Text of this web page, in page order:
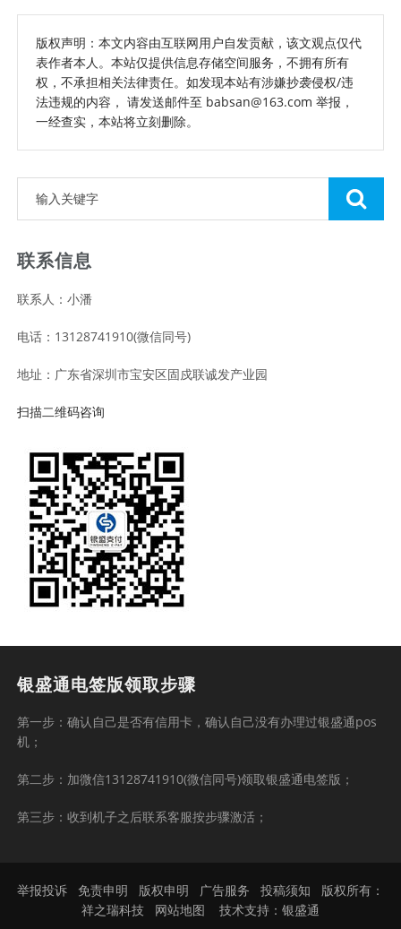
版权声明：本文内容由互联网用户自发贡献，该文观点仅代
表作者本人。本站仅提供信息存储空间服务，不拥有所有
权，不承担相关法律责任。如发现本站有涉嫌抄袭侵权/违
法违规的内容， 请发送邮件至 babsan@163.com 举报，
一经查实，本站将立刻删除。
联系信息
联系人：小潘
电话：13128741910(微信同号)
地址：广东省深圳市宝安区固戍联诚发产业园
扫描二维码咨询
银盛通电签版领取步骤
第一步：确认自己是否有信用卡，确认自己没有办理过银盛通pos
机；
第二步：加微信13128741910(微信同号)领取银盛通电签版；
第三步：收到机子之后联系客服按步骤激活；
举报投诉 免责申明 版权申明 广告服务 投稿须知 版权所有：
祥之瑞科技 网站地图 技术支持： 银盛通